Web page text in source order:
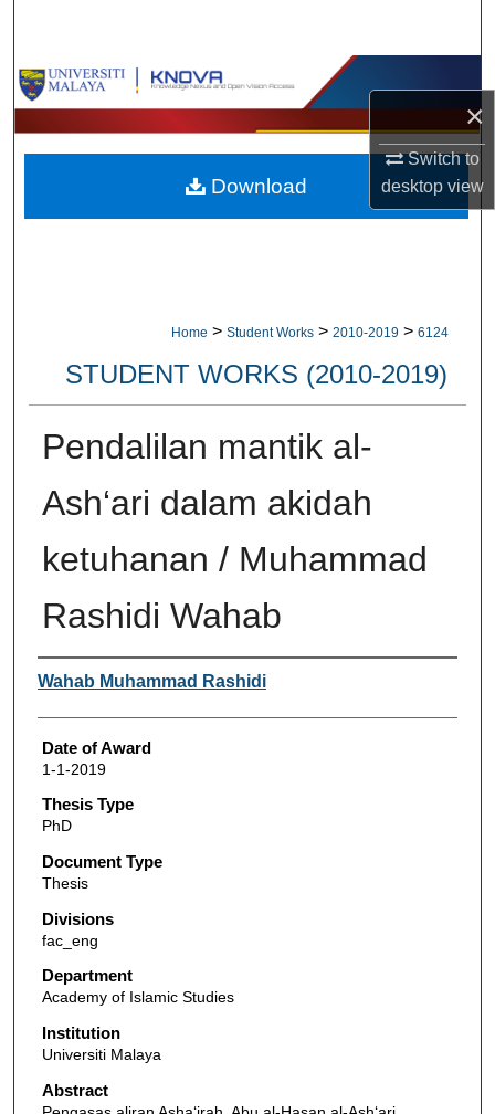
×
Switch to
desktopview
Browse Collections
My Account
About
Home > Student Works > 2010-2019 > 6124
STUDENT WORKS (2010-2019)
Pendalilan mantik al-
Ash‘ari dalam akidah
ketuhanan / Muhammad
Rashidi Wahab
Author
Wahab Muhammad Rashidi
Date of Award
1-1-2019
Thesis Type
PhD
Document Type
Thesis
Divisions
fac_eng
Department
Academy of Islamic Studies
Institution
Universiti Malaya
Abstract
Download